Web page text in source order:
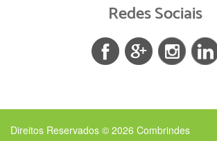
Redes Sociais
Direitos Reservados © 2026 Combrindes